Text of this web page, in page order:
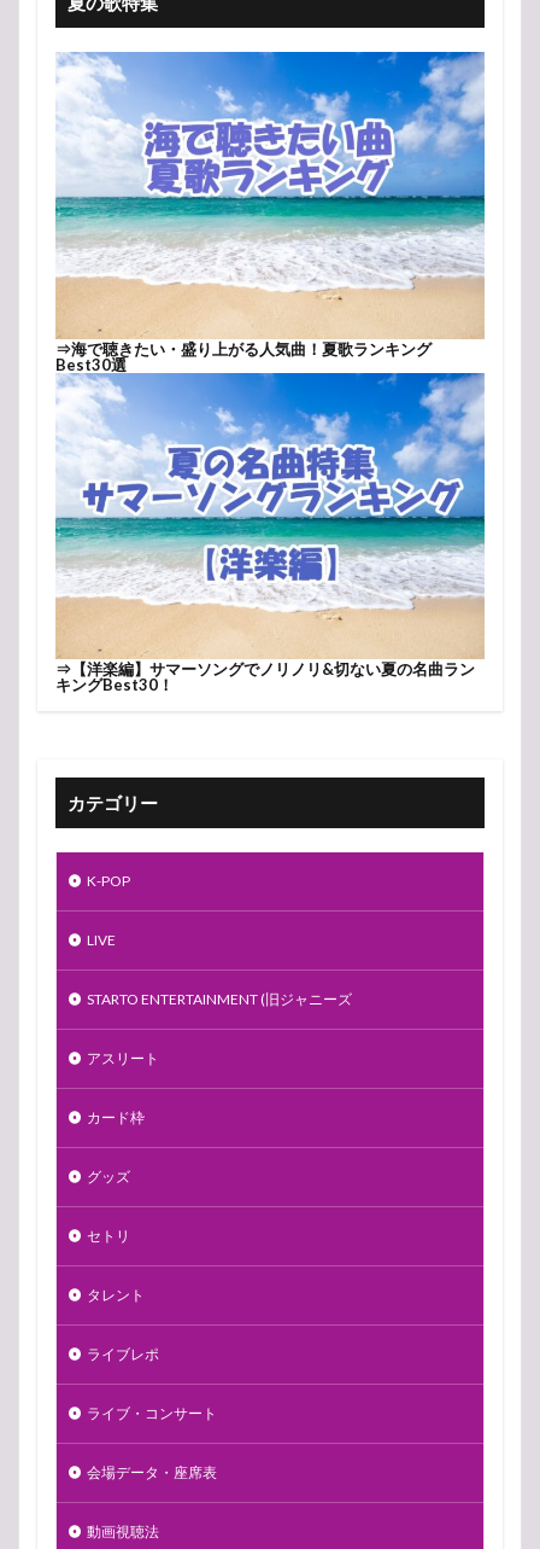
⇒海で聴きたい・盛り上がる人気曲！夏歌ランキング
Best30選
⇒ 【洋楽編】サマーソングでノリノリ&切ない夏の名曲ラン
キングBest30！
カテゴリー
K-POP
LIVE
STARTO ENTERTAINMENT (旧ジャニーズ
アスリート
カード枠
グッズ
セトリ
タレント
ライブレポ
ライブ・コンサート
会場データ・座席表
動画視聴法